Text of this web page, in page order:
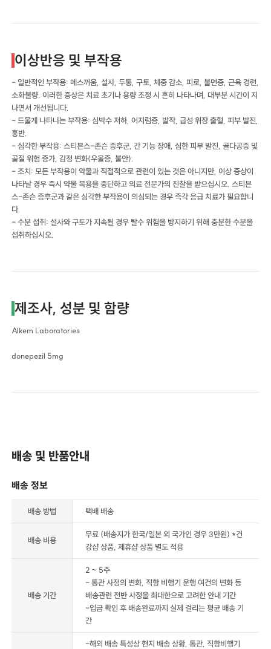
이상반응 및 부작용
- 일반적인 부작용: 메스꺼움, 설사, 두통, 구토, 체중 감소, 피로, 불면증, 근육 경련,
소화불량. 이러한 증상은 치료 초기나 용량 조정 시 흔히 나타나며, 대부분 시간이 지
나면서 개선됩니다.
- 드물게 나타나는 부작용: 심박수 저하, 어지럼증, 발작, 급성 위장 출혈, 피부 발진,
홍반.
- 심각한 부작용: 스티븐스-존슨 증후군, 간 기능 장애, 심한 피부 발진, 골다공증 및
골절 위험 증가, 감정 변화(우울증, 불안).
- 조치: 모든 부작용이 약물과 직접적으로 관련이 있는 것은 아니지만, 이상 증상이
나타날 경우 즉시 약물 복용을 중단하고 의료 전문가의 진찰을 받으십시오. 스티븐
스-존슨 증후군과 같은 심각한 부작용이 의심되는 경우 즉각 응급 치료가 필요합니
다.
- 수분 섭취: 설사와 구토가 지속될 경우 탈수 위험을 방지하기 위해 충분한 수분을
섭취하십시오.
제조사, 성분 및 함량
Alkem Laboratories
donepezil 5mg
배송 및 반품안내
배송 정보
배송 방법 택배 배송
배송 비용
무료 (배송지가 한국/일본 외 국가인 경우 3만원) *건
강샵 상품, 제휴샵 상품 별도 적용
배송 기간
2 ~ 5주
- 통관 사정의 변화, 직항 비행기 운행 여건의 변화 등
배송관련 전반 사정을 최대한으로 고려한 안내 기간
-입금 확인 후 배송완료까지 실제 걸리는 평균 배송 기
간
-해외 배송 특성상 현지 배송 상황, 통관, 직항비행기